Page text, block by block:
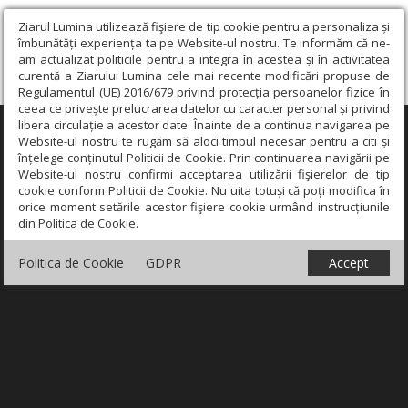
Ziarul Lumina utilizează fişiere de tip cookie pentru a personaliza și
îmbunătăți experiența ta pe Website-ul nostru. Te informăm că ne-
am actualizat politicile pentru a integra în acestea și în activitatea
curentă a Ziarului Lumina cele mai recente modificări propuse de
Regulamentul (UE) 2016/679 privind protecția persoanelor fizice în
ceea ce privește prelucrarea datelor cu caracter personal și privind
libera circulație a acestor date. Înainte de a continua navigarea pe
Website-ul nostru te rugăm să aloci timpul necesar pentru a citi și
înțelege conținutul Politicii de Cookie. Prin continuarea navigării pe
Website-ul nostru confirmi acceptarea utilizării fişierelor de tip
cookie conform Politicii de Cookie. Nu uita totuși că poți modifica în
orice moment setările acestor fişiere cookie urmând instrucțiunile
din Politica de Cookie.
Politica de Cookie GDPR Accept
×